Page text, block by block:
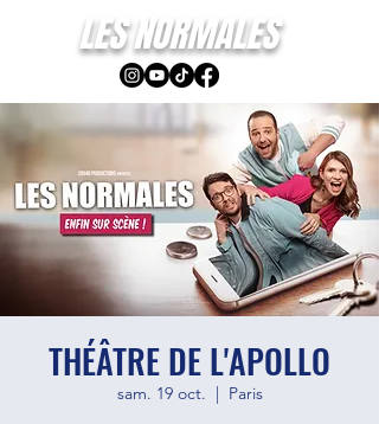
LES NORMALES
THÉÂTRE DE L'APOLLO
sam. 19 oct.
  |
Paris